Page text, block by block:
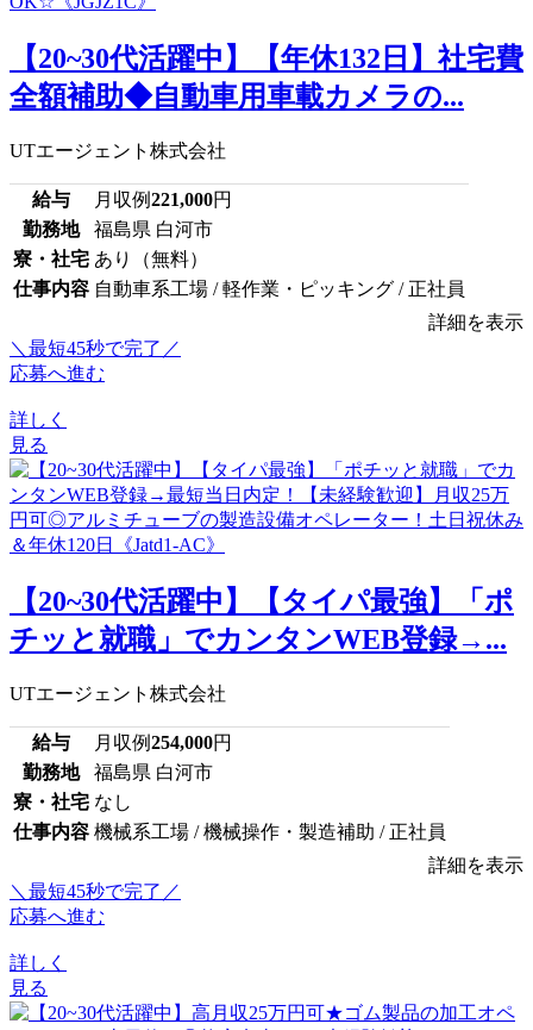
【20~30代活躍中】【年休132日】社宅費
全額補助◆自動車用車載カメラの...
UTエージェント株式会社
給与 月収例221,000円
勤務地
福島県 白河市
寮・社宅 あり（無料）
仕事内容 自動車系工場 / 軽作業・ピッキング / 正社員
詳細を表示
＼最短45秒で完了／
応募へ進む
詳しく
見る
【20~30代活躍中】【タイパ最強】「ポ
チッと就職」でカンタンWEB登録→...
UTエージェント株式会社
給与 月収例254,000円
勤務地
福島県 白河市
寮・社宅 なし
仕事内容 機械系工場 / 機械操作・製造補助 / 正社員
詳細を表示
＼最短45秒で完了／
応募へ進む
詳しく
見る